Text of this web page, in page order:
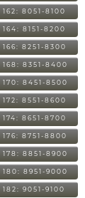
162: 8051-8100
164: 8151-8200
166: 8251-8300
168: 8351-8400
170: 8451-8500
172: 8551-8600
174: 8651-8700
176: 8751-8800
178: 8851-8900
180: 8951-9000
182: 9051-9100